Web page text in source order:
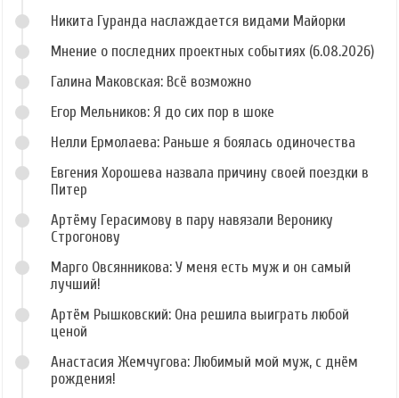
Никита Гуранда наслаждается видами Майорки
Мнение о последних проектных событиях (6.08.2026)
Галина Маковская: Всё возможно
Егор Мельников: Я до сих пор в шоке
Нелли Ермолаева: Раньше я боялась одиночества
Евгения Хорошева назвала причину своей поездки в
Питер
Артёму Герасимову в пару навязали Веронику
Строгонову
Марго Овсянникова: У меня есть муж и он самый
лучший!
Артём Рышковский: Она решила выиграть любой
ценой
Анастасия Жемчугова: Любимый мой муж, с днём
рождения!